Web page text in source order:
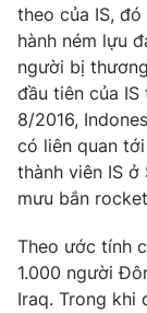
Tư vấn
Chuyên mục khác
Emagazine
Photo
VTV Money
theo của IS,
hành ném lựu
người bị
đầu tiên của IS
8/2016,
có liên quan
thành viên IS ở
mưu bắn
Theo ước tính
1.000 người
Iraq. Trong khi